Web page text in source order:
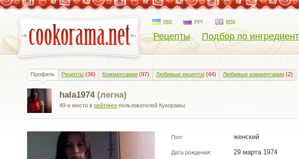
укр рус eng
Рецепты Подбор по
Профиль Рецепты (36) Комментарии (97) Любимые рецепты (44) Любимые комментарии (2)
hala1974(легна)
49-е место врейтинге пользователей Кукорамы
Пол: женский
Дата рождения: 29 марта 1974